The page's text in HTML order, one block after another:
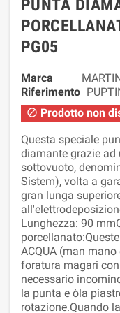
PUNTA
PG05
Marca
Riferimento
 Prodotto non
Questa speciale
diamante grazie ad
sottovuoto,
Sistem), volta a
gran lunga
Lunghezza: 90
ACQUA (man
foratura magari
necessario
la punta e òla
rotazione.Quando